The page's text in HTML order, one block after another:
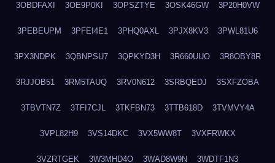
3OBDFAXI 3OE9P0KI 3OPSZTYE 3OSK46GW 3P20H0VW
3PEBEUPM 3PFEI4E1 3PHQ0AXL 3PJX8KV3 3PWL81U6
3PX3NDPK 3QBNPSU7 3QPKYD3H 3R660UUO 3R8OBY8R
3RJJOB51 3RM5TAUQ 3RV0N612 3SRBQEDJ 3SXFZOBA
3TBVTN7Z 3TFI7CJL 3TKFBN73 3TTB618D 3TVMVY4A
3VPL82H9 3VS14DKC 3VX5WW8T 3VXFRWKX
3VZRTGEK 3W3MHD4O 3WAD8W9N 3WDTF1N3